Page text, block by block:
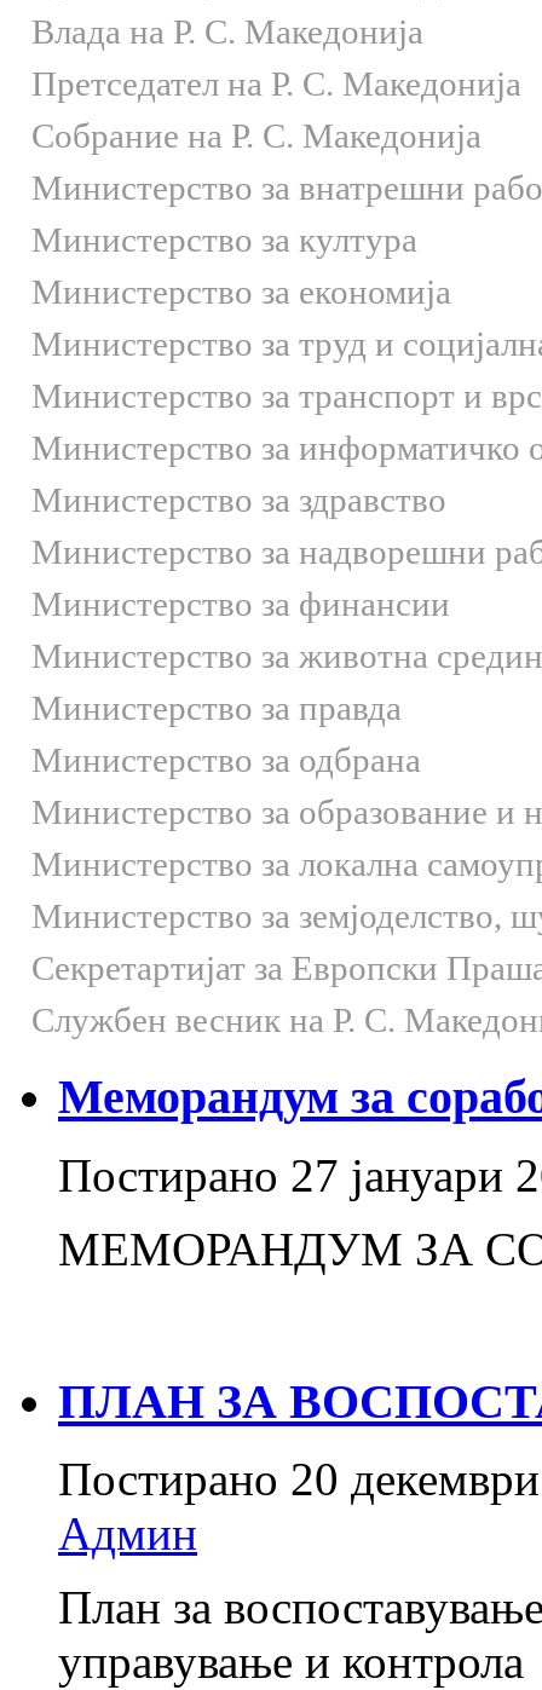
Влада на Р. С. Македонија
Претседател на Р. С. Македонија
Собрание на Р. С. Македонија
Министерство за внатрешни
Министерство за култура
Министерство за економија
Министерство за труд и
Министерство за транспорт и
Министерство за информатичко
Министерство за здравство
Министерство за надворешни
Министерство за финансии
Министерство за животна
Министерство за правда
Министерство за одбрана
Министерство за образование и
Министерство за локална
Министерство за земјоделство,
Секретартијат за Европски
Службен весник на Р. С.
Меморандум за
Постирано 27 јануари
МЕМОРАНДУМ ЗА
ПЛАН ЗА
Постирано 20
Админ
План за
управување и контрола